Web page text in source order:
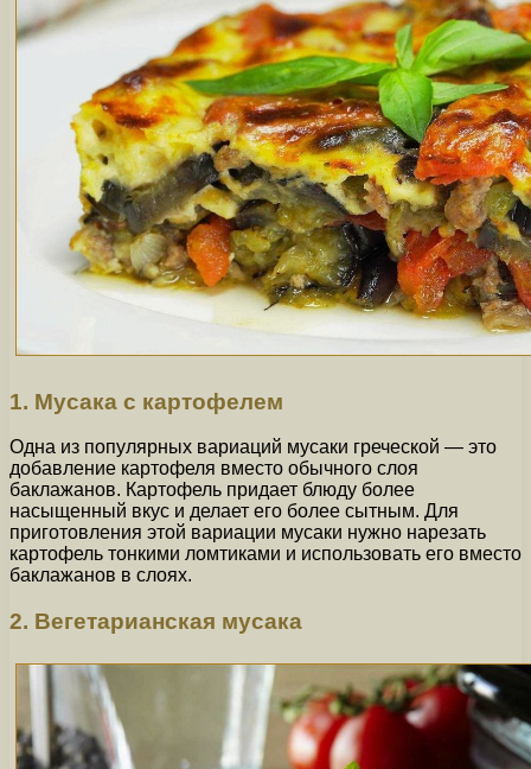
1. Мусака с картофелем
Одна из популярных вариаций мусаки греческой — это
добавление картофеля вместо обычного слоя
баклажанов. Картофель придает блюду более
насыщенный вкус и делает его более сытным. Для
приготовления этой вариации мусаки нужно нарезать
картофель тонкими ломтиками и использовать его вместо
баклажанов в слоях.
2. Вегетарианская мусака